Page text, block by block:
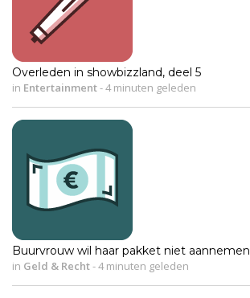
Overleden in showbizzland, deel 5
in Entertainment-4 minuten geleden
Buurvrouw wil haar pakket niet aannemen
in Geld & Recht-4 minuten geleden